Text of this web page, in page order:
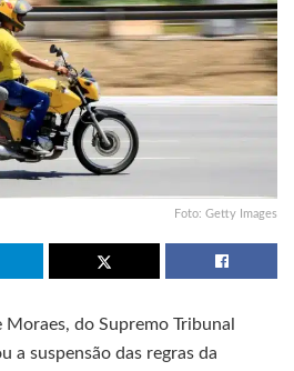
Foto: Getty Images
do Supremo Tribunal
a suspensão das regras da